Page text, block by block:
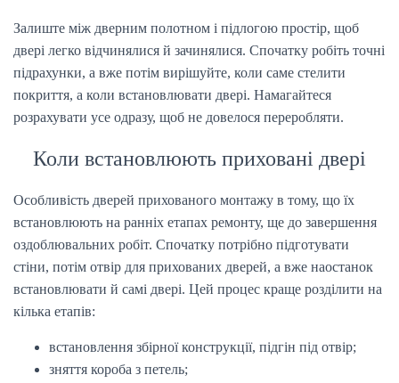
Залиште між дверним полотном і підлогою простір, щоб
двері легко відчинялися й зачинялися. Спочатку робіть точні
підрахунки, а вже потім вирішуйте, коли саме стелити
покриття, а коли встановлювати двері. Намагайтеся
розрахувати усе одразу, щоб не довелося переробляти.
Коли встановлюють приховані двері
Особливість дверей прихованого монтажу в тому, що їх
встановлюють на ранніх етапах ремонту, ще до завершення
оздоблювальних робіт. Спочатку потрібно підготувати
стіни, потім отвір для прихованих дверей, а вже наостанок
встановлювати й самі двері. Цей процес краще розділити на
кілька етапів:
встановлення збірної конструкції, підгін під отвір;
зняття короба з петель;